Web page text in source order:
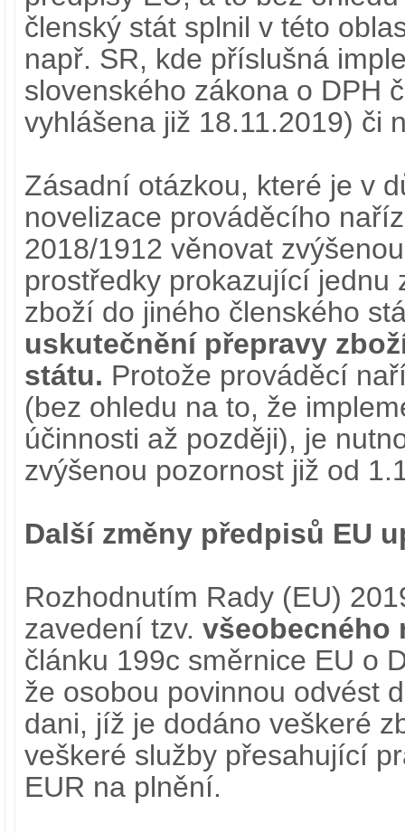
členský stát splnil v této
např. SR, kde příslušná
slovenského zákona o DPH
vyhlášena již 18.11.2019) či
Zásadní otázkou, které je v
novelizace prováděcího
2018/1912 věnovat
prostředky prokazující jednu
zboží do jiného členského
uskutečnění přepravy
státu. Protože prováděcí
(bez ohledu na to, že
účinnosti až později), je
zvýšenou pozornost již od
Další změny předpisů EU
Rozhodnutím Rady (EU)
zavedení tzv. všeobecného
článku 199c směrnice EU o
že osobou povinnou odvést
dani, jíž je dodáno veškeré
veškeré služby přesahující
EUR na plnění.